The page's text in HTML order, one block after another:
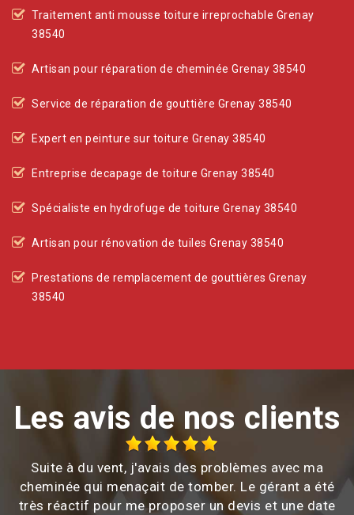
Traitement anti mousse toiture irreprochable Grenay
38540
Artisan pour réparation de cheminée Grenay 38540
Service de réparation de gouttière Grenay 38540
Expert en peinture sur toiture Grenay 38540
Entreprise decapage de toiture Grenay 38540
Spécialiste en hydrofuge de toiture Grenay 38540
Artisan pour rénovation de tuiles Grenay 38540
Prestations de remplacement de gouttières Grenay
38540
Les avis de nos clients
Suite à du vent, j'avais des problèmes avec ma
cheminée qui menaçait de tomber. Le gérant a été
très réactif pour me proposer un devis et une date